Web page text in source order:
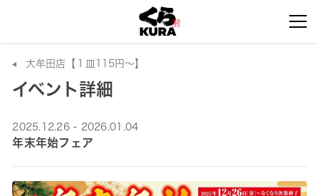
大牟田店【１皿115円～】
イベント詳細
2025.12.26 - 2026.01.04
年末年始フェア